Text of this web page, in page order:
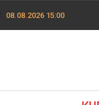
08.08.2026 15:00